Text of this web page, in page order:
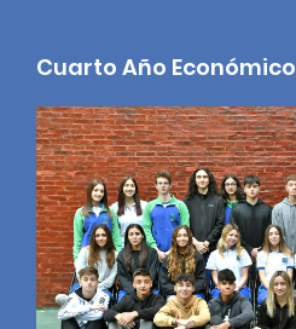
Cuarto Año Económico